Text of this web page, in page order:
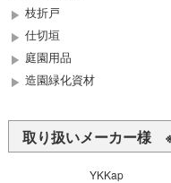
枝折戸
仕切垣
庭園用品
造園緑化資材
取り扱いメーカー様
YKKap